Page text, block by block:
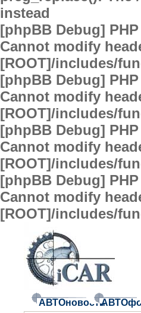
instead
[phpBB Debug]
Cannot modify
[ROOT]/includes/
[phpBB Debug]
Cannot modify
[ROOT]/includes/
[phpBB Debug]
Cannot modify
[ROOT]/includes/
[phpBB Debug]
Cannot modify
[ROOT]/includes/
АВТОновости